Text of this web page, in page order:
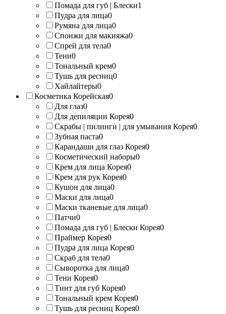
Помада для губ | Блески1
Пудра для лица0
Румяна для лица0
Спонжи для макияжа0
Спрей для тела0
Тени0
Тональный крем0
Тушь для ресниц0
Хайлайтеры0
Косметика Корейская0
Для глаз0
Для депиляции Корея0
Скрабы | пилинги | для умывания Корея0
Зубная паста0
Карандаши для глаз Корея0
Косметический наборы0
Крем для лица Корея0
Крем для рук Корея0
Кушон для лица0
Маски для лица0
Маски тканевые для лица0
Патчи0
Помада для губ | Блески Корея0
Праймер Корея0
Пудра для лица Корея0
Скраб для тела0
Сыворотка для лица0
Тени Корея0
Тинт для губ Корея0
Тональный крем Корея0
Тушь для ресниц Корея0